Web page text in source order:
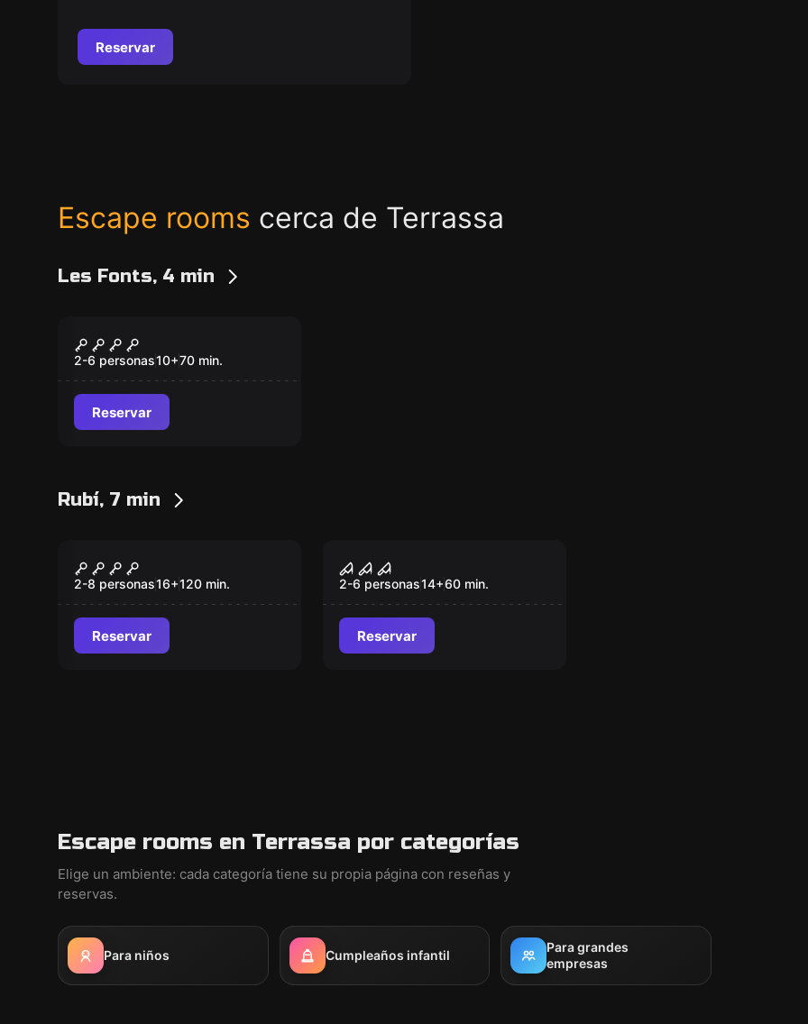
Reservar
Escape rooms cerca de Terrassa
Les Fonts, 4 min
Nuevo
La Leyenda De Turner
2-6 personas10+70 min.
Reservar
Rubí, 7 min
Nuevo
Dark City
2-8 personas16+120 min.
Reservar
Nuevo
El Inquilino
2-6 personas14+60 min.
Reservar
Escape rooms en Terrassa por categorías
Elige un ambiente: cada categoría tiene su propia página con reseñas y
reservas.
Para niños Cumpleaños infantil
Para grandes
empresas